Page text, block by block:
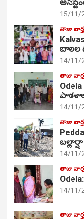
15/11/
తాజా
బాలల
14/11/
తాజా
14/11/
తాజా
14/11/
తాజా
14/11/
తాజా